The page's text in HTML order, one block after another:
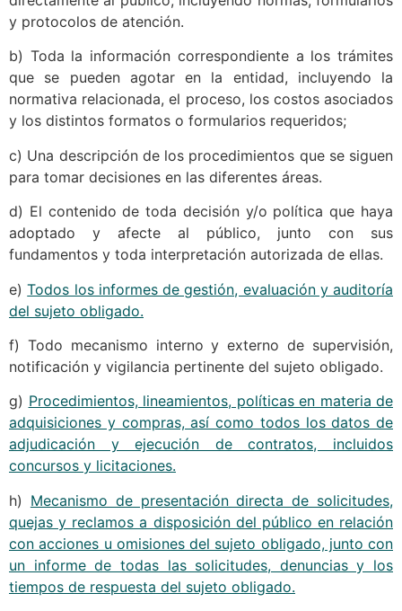
y protocolos de atención.
b) Toda la información correspondiente a los trámites
que se pueden agotar en la entidad, incluyendo la
normativa relacionada, el proceso, los costos asociados
y los distintos formatos o formularios requeridos;
c) Una descripción de los procedimientos que se siguen
para tomar decisiones en las diferentes áreas.
d) El contenido de toda decisión y/o política que haya
adoptado y afecte al público, junto con sus
fundamentos y toda interpretación autorizada de ellas.
e)Todos los informes de gestión, evaluación y auditoría
del sujeto obligado.
f) Todo mecanismo interno y externo de supervisión,
notificación y vigilancia pertinente del sujeto obligado.
g) Procedimientos, lineamientos, políticas en materia de
adquisiciones y compras, así como todos los datos de
adjudicación y ejecución de contratos, incluidos
concursos y licitaciones.
h) Mecanismo de presentación directa de solicitudes,
quejas y reclamos a disposición del público en relación
con acciones u omisiones del sujeto obligado, junto con
un informe de todas las solicitudes, denuncias y los
tiempos de respuesta del sujeto obligado.